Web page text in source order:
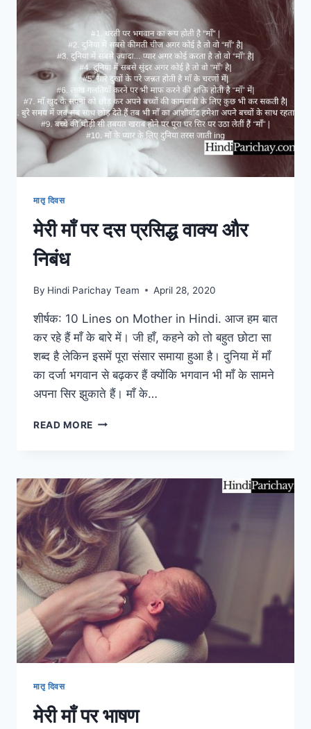
DAY
POEMS
IN
HINDI
मातृ दिवस
मेरी माँ पर दस प्रसिद्ध वाक्य और
निबंध
By Hindi Parichay Team April 28, 2020
शीर्षक: 10 Lines on Mother in Hindi. आज हम बात
कर रहे हैं माँ के बारे में। जी हाँ, कहने को तो बहुत छोटा सा
शब्द है लेकिन इसमें पूरा संसार समाया हुआ है। दुनिया में माँ
का दर्जा भगवान से बढ़कर हैं क्योंकि भगवान भी माँ के सामने
अपना सिर झुकाते हैं। माँ के…
READ MORE मेरी
प्रसिद्ध
वाक्य
और
निबंध
मातृ दिवस
मेरी माँ पर भाषण